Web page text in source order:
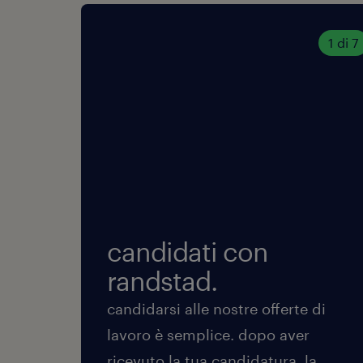
1 di 7
candidati con
randstad.
candidarsi alle nostre offerte di
lavoro è semplice. dopo aver